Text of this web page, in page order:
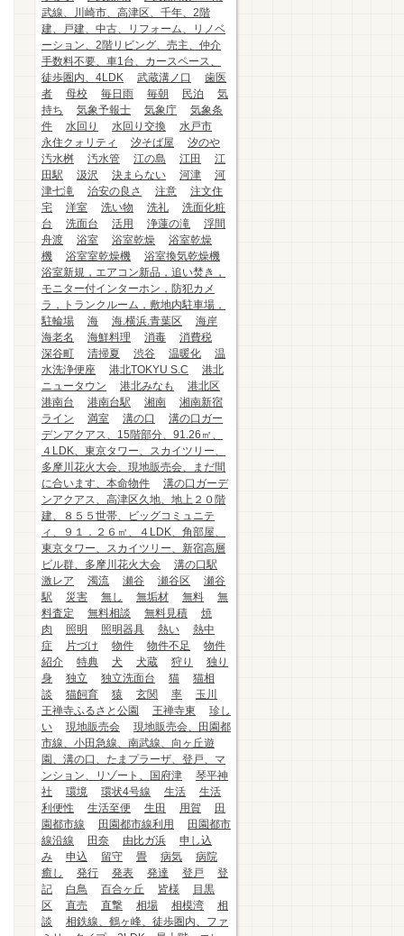
武線、川崎市、高津区、千年、2階
建、戸建、中古、リフォーム、リノベ
ーション、2階リビング、売主、仲介
手数料不要、車1台、カースペース、
徒歩圏内、4LDK
武蔵溝ノ口
歯医
者
母校 毎日雨 毎朝 民泊
気
持ち
気象予報士 気象庁
気象条
件
水回り 水回り交換
水戸市
永住クォリティ
汐そば屋
汐のや
汚水桝
汚水管 江の島 江田
江
田駅
汲沢 決まらない 河津
河
津七滝
治安の良さ 注意
注文住
宅
洋室 洗い物 洗礼
洗面化粧
台
洗面台 活用 浄蓮の滝
浮間
舟渡
浴室 浴室乾燥
浴室乾燥
機
浴室室乾燥機
浴室換気乾燥機
浴室新規，エアコン新品，追い焚き，
モニター付インターホン，防犯カメ
ラ，トランクルーム，敷地内駐車場，
駐輪場
海 海.横浜.青葉区
海岸
海老名
海鮮料理 消毒
消費税
深谷町
清掃夏 渋谷 温暖化
温
水洗浄便座
港北TOKYU S.C
港北
ニュータウン
港北みなも
港北区
港南台
港南台駅 湘南
湘南新宿
ライン
満室 溝の口
溝の口ガー
デンアクアス、15階部分、91.26㎡、
４LDK、東京タワー、スカイツリー、
多摩川花火大会、現地販売会、まだ間
に合います、本命物件
溝の口ガーデ
ンアクアス、高津区久地、地上２０階
建、８５５世帯、ビッグコミュニテ
ィ、９１．２６㎡、４LDK、角部屋、
東京タワー、スカイツリー、新宿高層
ビル群、多摩川花火大会
溝の口駅
激レア
濁流 瀬谷 瀬谷区
瀬谷
駅
災害 無し 無垢材 無料
無
料査定
無料相談 無料見積
焼
肉
照明 照明器具 熱い
熱中
症
片づけ 物件 物件不足
物件
紹介
特典 犬 犬蔵 狩り
独り
身
独立 独立洗面台 猫
猫相
談
猫飼育 猿 玄関 率
玉川
王禅寺ふるさと公園
王禅寺東
珍し
い
現地販売会
現地販売会、田園都
市線、小田急線、南武線、向ヶ丘遊
園、溝の口、たまプラーザ、登戸、マ
ンション、リゾート、国府津
琴平神
社
環境 環状4号線 生活
生活
利便性
生活至便 生田 用賀
田
園都市線
田園都市線利用
田園都市
線沿線
田奈 由比ガ浜
申し込
み
申込 留守 畳 病気
病院
癒し
発行 発表 発達 登戸
登
記
白鳥 百合ヶ丘 皆様
目黒
区
直売 直撃 相場 相模湾
相
談
相鉄線、鶴ヶ峰、徒歩圏内、ファ